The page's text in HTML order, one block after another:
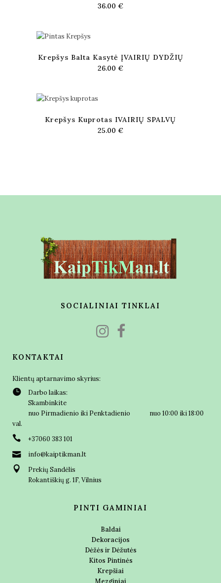
36.00 €
Krepšys Balta Kasytė ĮVAIRIŲ DYDŽIŲ
26.00 €
Krepšys Kuprotas IVAIRIŲ SPALVŲ
25.00 €
SOCIALINIAI TINKLAI
KONTAKTAI
Klientų aptarnavimo skyrius:
Darbo laikas:
Skambinkite
nuo Pirmadienio iki Penktadienio nuo 10:00 iki 18:00
val.
+37060 383 101
info@kaiptikman.lt
Prekių Sandėlis
Rokantiškių g. 1F, Vilnius
PINTI GAMINIAI
Baldai
Dekoracijos
Dėžės ir Dėžutės
Kitos Pintinės
Krepšiai
Mezginiai